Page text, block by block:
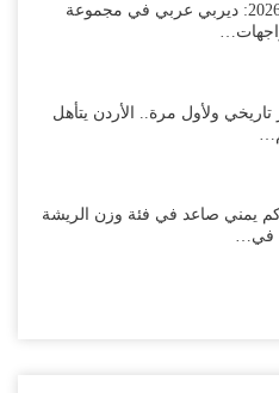
قرعة مونديال 2026: ديربي عربي في مجموعة
ولأول مرة.. الأردن يتأهل
يمني صاعد في فئة وزن الريشة
في…